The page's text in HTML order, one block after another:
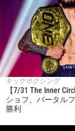
キックボクシング
【7/31 The Inner
ショフ、バータル
勝利
ハ
このフォーム
プライバ
使用および開
様は、いつで